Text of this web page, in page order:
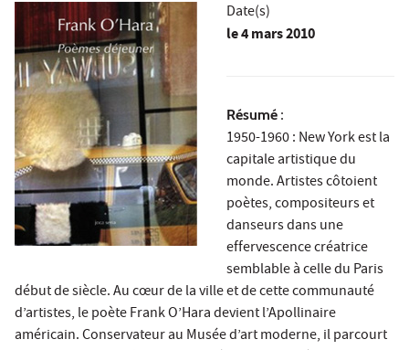
Date(s)
le4 mars 2010
Résumé :
1950-1960 : New York est la
capitale artistique du
monde. Artistes côtoient
poètes, compositeurs et
danseurs dans une
effervescence créatrice
semblable à celle du Paris
début de siècle. Au cœur de la ville et de cette communauté
d’artistes, le poète Frank O’Hara devient l’Apollinaire
américain. Conservateur au Musée d’art moderne, il parcourt